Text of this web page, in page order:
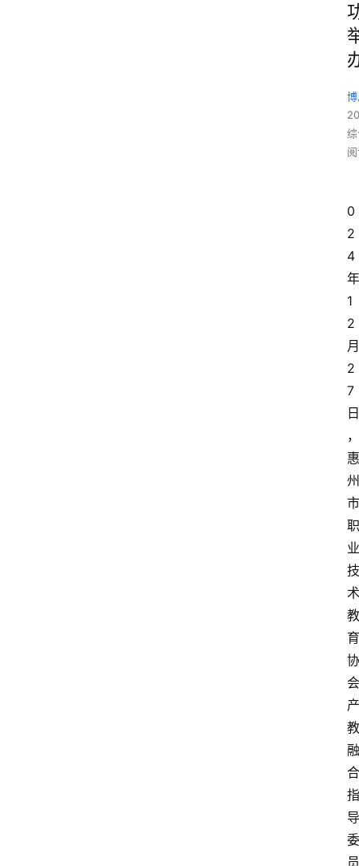
0
2
4
年
1
2
月
2
7
日
，
惠
州
市
职
业
技
术
教
育
协
会
产
教
融
合
指
导
委
员